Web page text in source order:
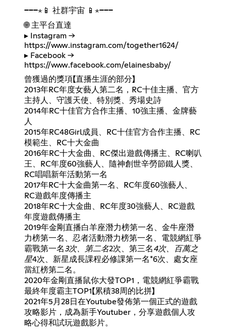
───⋆📱 社群宇宙 📱⋆───
🌐 主平台直達
▸ Instagram →
https://www.instagram.com/together1624/
▸ Facebook →
https://www.facebook.com/elainesbaby/
曾獲過的獎項【直播生涯的部分】
2013年RC年度女藝人第二名，RC十佳主播、官方
主持人、守護天使、特別獎、秀場史詩
2014年RC十佳官方合作主播、10強主播、金牌藝
人
2015年RC48Girl成員、RC十佳官方合作主播、RC
模範生、RC十大金曲
2016年RC十大金曲、RC傑出遊戲傳播主、RC喇叭
王、RC年度60強藝人、隨神創世辛勞節鐵人獎、
RC唱唱新年活動第一名
2017年RC十大金曲第一名、RC年度60強藝人、
RC遊戲年度傳播主
2018年RC十大金曲、RC年度30強藝人、RC遊戲
年度遊戲傳播主
2019年金剛直播白羊座潛力榜第一名、金牛座潛
力榜第一名、忍者活動潛力榜第一名、電競網紅爭
霸戰第一名3次、第二名2次、第三名4次、百萬之
星4次、新星成長課程必修課第一名*6次、處女座
當紅榜第二名。
2020年金剛直播鼠你大發TOP1，電競網紅爭霸戰
最終年度霸主TOP1【累積38周的比拼】
2021年5月28日在Youtube發佈第一個正式的遊戲
攻略影片，成為新手Youtuber，分享遊戲個人攻
略心得和試玩遊戲影片。